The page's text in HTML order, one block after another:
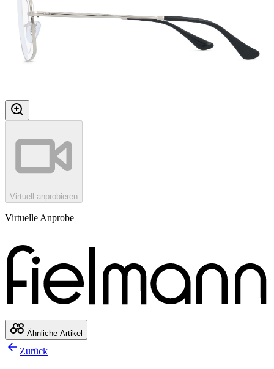
Virtuell anprobieren
Virtuelle Anprobe
Ähnliche Artikel
Zurück